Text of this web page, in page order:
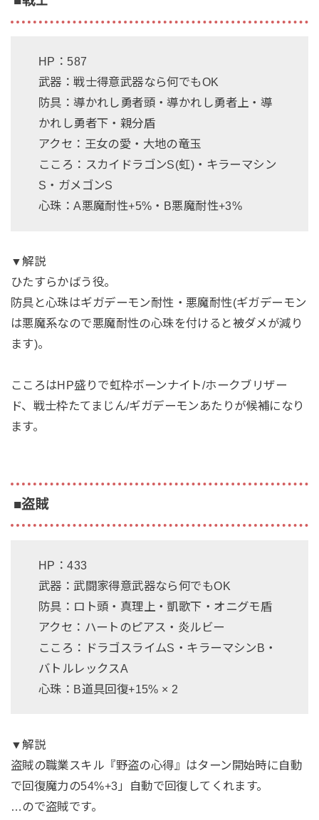
HP：587
武器：戦士得意武器なら何でもOK
防具：導かれし勇者頭・導かれし勇者上・導
かれし勇者下・親分盾
アクセ：王女の愛・大地の竜玉
こころ：スカイドラゴンS(虹)・キラーマシン
S・ガメゴンS
心珠：A悪魔耐性+5%・B悪魔耐性+3%
▼解説
ひたすらかばう役。
防具と心珠はギガデーモン耐性・悪魔耐性(ギガデーモン
は悪魔系なので悪魔耐性の心珠を付けると被ダメが減り
ます)。
こころはHP盛りで虹枠ボーンナイト/ホークブリザー
ド、戦士枠たてまじん/ギガデーモンあたりが候補になり
ます。
■盗賊
HP：433
武器：武闘家得意武器なら何でもOK
防具：ロト頭・真理上・凱歌下・オニグモ盾
アクセ：ハートのピアス・炎ルビー
こころ：ドラゴスライムS・キラーマシンB・
バトルレックスA
心珠：B道具回復+15% × 2
▼解説
盗賊の職業スキル『野盗の心得』はターン開始時に自動
で回復魔力の54%+3」自動で回復してくれます。
…ので盗賊です。